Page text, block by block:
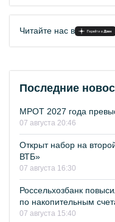
Читайте нас в
Последние
МРОТ 2027 года
07 августа 20:46
Открыт набор на
ВТБ»
07 августа 16:30
Россельхозбанк
по накопительным
07 августа 15:40